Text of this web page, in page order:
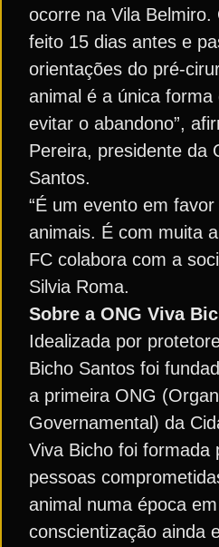
ocorre na Vila
feito 15 dias antes e
orientações do pré-
animal é a única
evitar o abandono”,
Pereira, presidente da
Santos.
“É um evento em
animais. É com muita
FC colabora com a
Silvia Roma.
Sobre a ONG Viva
Idealizada por
Bicho Santos foi
a primeira ONG
Governamental) da
Viva Bicho foi formada
pessoas
animal numa época
conscientização ainda